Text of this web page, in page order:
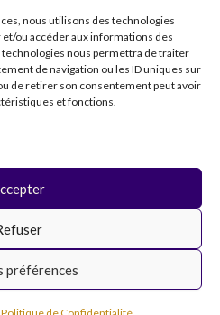
nous utilisons des technologies
ou accéder aux informations des
technologies nous permettra de traiter
de navigation ou les ID uniques sur
de retirer son consentement peut avoir
et fonctions.
préférences
Box | EI Delphine
t
u
o
newsletter